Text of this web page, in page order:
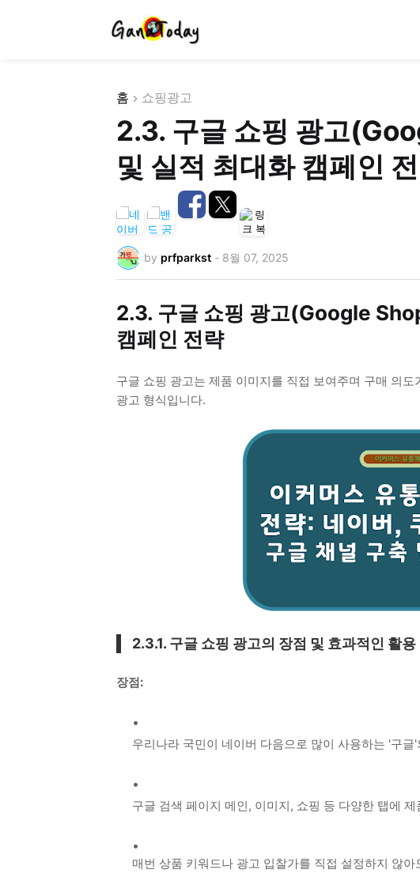
홈 쇼핑광고
2.3. 구글 쇼핑 광고
및 실적 최대화 캠페인
by prfparkst - 8월 07, 2025
2.3. 구글 쇼핑 광고(Google
캠페인 전략
구글 쇼핑 광고는 제품 이미지를 직접 보여주며 구매 의
광고 형식입니다.
2.3.1. 구글 쇼핑 광고의 장점 및 효과적인 활용
장점:
우리나라 국민이 네이버 다음으로 많이 사용하는 '구
구글 검색 페이지 메인, 이미지, 쇼핑 등 다양한 탭에
매번 상품 키워드나 광고 입찰가를 직접 설정하지 않